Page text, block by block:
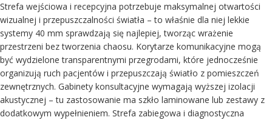
Strefa wejściowa i recepcyjna potrzebuje maksymalnej otwartości
wizualnej i przepuszczalności światła – to właśnie dla niej lekkie
systemy 40 mm sprawdzają się najlepiej, tworząc wrażenie
przestrzeni bez tworzenia chaosu. Korytarze komunikacyjne mogą
być wydzielone transparentnymi przegrodami, które jednocześnie
organizują ruch pacjentów i przepuszczają światło z pomieszczeń
zewnętrznych. Gabinety konsultacyjne wymagają wyższej izolacji
akustycznej – tu zastosowanie ma szkło laminowane lub zestawy z
dodatkowym wypełnieniem. Strefa zabiegowa i diagnostyczna